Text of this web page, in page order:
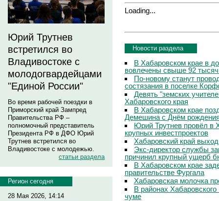
Юрий Трутнев
встретился во
Владивостоке с
молодогвардейцами
"Единой России"
Во время рабочей поездки в
Приморский край Зампред
Правительства РФ –
полномочный представитель
Президента РФ в ДФО Юрий
Трутнев встретился во
Владивостоке с молодежью.
статьи раздела
Регион сегодня
28 Мая 2026, 14:14
Loading...
Новости раздела
В Хабаровском крае в
вовлечены свыше 92 тысяч
По-новому станут
состязания в поселке
Девять "земских
Хабаровского края
В Хабаровском крае
Демешина с Днём
Юрий Трутнев провёл в
крупных инвестпроектов
Хабаровский край
Экс-директор службы
причинил крупный ущерб
В Хабаровском крае
правительстве Фургала
Хабаровская молочка
В районах
чуме